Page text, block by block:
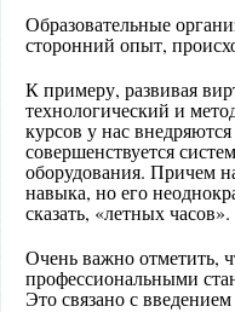
Образовательные
сторонний опыт,
К примеру, развивая
технологический и
курсов у нас
совершенствуется
оборудования. Причем
навыка, но его
сказать, «летных
Очень важно отметить,
профессиональными
Это связано с